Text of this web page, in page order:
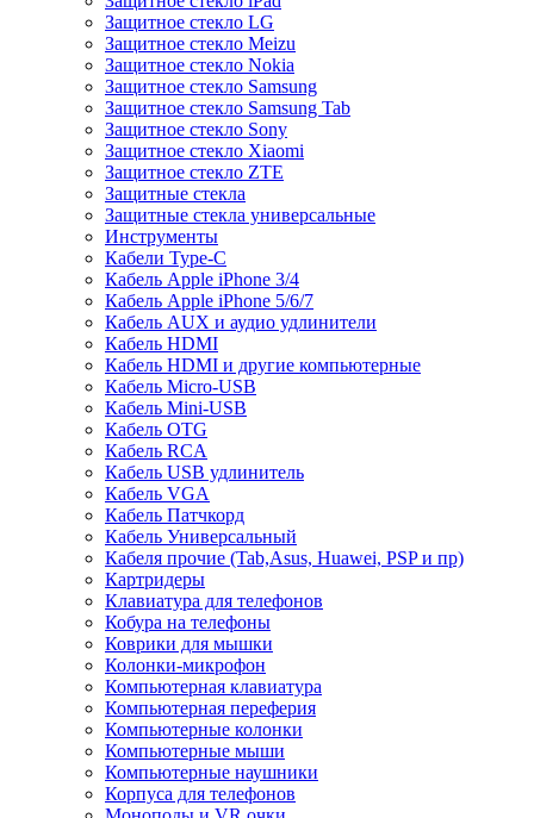
Защитное стекло LG
Защитное стекло Meizu
Защитное стекло Nokia
Защитное стекло Samsung
Защитное стекло Samsung Tab
Защитное стекло Sony
Защитное стекло Xiaomi
Защитное стекло ZTE
Защитные стекла
Защитные стекла универсальные
Инструменты
Кабели Type-C
Кабель Apple iPhone 3/4
Кабель Apple iPhone 5/6/7
Кабель AUX и аудио удлинители
Кабель HDMI
Кабель HDMI и другие компьютерные
Кабель Micro-USB
Кабель Mini-USB
Кабель OTG
Кабель RCA
Кабель USB удлинитель
Кабель VGA
Кабель Патчкорд
Кабель Универсальный
Кабеля прочие (Tab,Asus, Huawei, PSP и пр)
Картридеры
Клавиатура для телефонов
Кобура на телефоны
Коврики для мышки
Колонки-микрофон
Компьютерная клавиатура
Компьютерная переферия
Компьютерные колонки
Компьютерные мыши
Компьютерные наушники
Корпуса для телефонов